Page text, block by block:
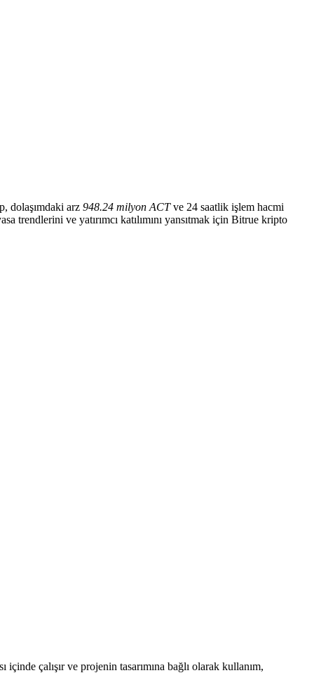
dolaşımdaki arz 948.24 milyon ACTve 24 saatlik işlem hacmi
trendlerini ve yatırımcı katılımını yansıtmak için Bitrue kripto
çalışır ve projenin tasarımına bağlı olarak kullanım,